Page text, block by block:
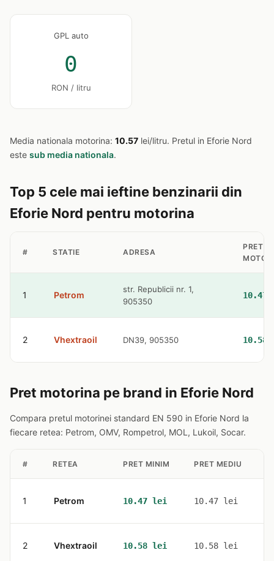
GPL auto
0
RON / litru
Media nationala motorina: 10.57 lei/litru. Pretul in Eforie Nord
este sub media nationala.
Top 5 cele mai ieftine benzinarii din
Eforie Nord pentru motorina
# STATIE ADRESA
PRET
1 Petrom
str. Republicii nr. 1,
905350
10.47
2 Vhextraoil DN39, 905350 10.58
Pret motorina pe brand in Eforie Nord
Compara pretul motorinei standard EN 590 in Eforie Nord la
fiecare retea: Petrom, OMV, Rompetrol, MOL, Lukoil, Socar.
# RETEA PRET MINIM PRET MEDIU
1 Petrom 10.47 lei 10.47 lei
2 Vhextraoil 10.58 lei 10.58 lei